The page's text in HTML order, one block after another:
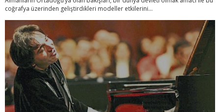
coğrafya üzerinden geliştirdikleri modeller etkilerini...